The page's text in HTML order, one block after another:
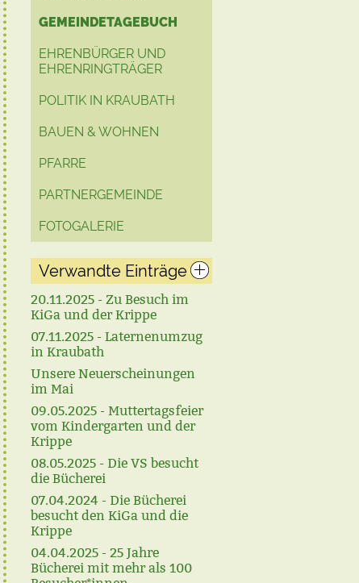
GEMEINDETAGEBUCH
EHRENBÜRGER UND
EHRENRINGTRÄGER
POLITIK IN KRAUBATH
BAUEN & WOHNEN
PFARRE
PARTNERGEMEINDE
FOTOGALERIE
Verwandte Einträge
20.11.2025 - Zu Besuch im
KiGa und der Krippe
07.11.2025 - Laternenumzug
in Kraubath
Unsere Neuerscheinungen
im Mai
09.05.2025 - Muttertagsfeier
vom Kindergarten und der
Krippe
08.05.2025 - Die VS besucht
die Bücherei
07.04.2024 - Die Bücherei
besucht den KiGa und die
Krippe
04.04.2025 - 25 Jahre
Bücherei mit mehr als 100